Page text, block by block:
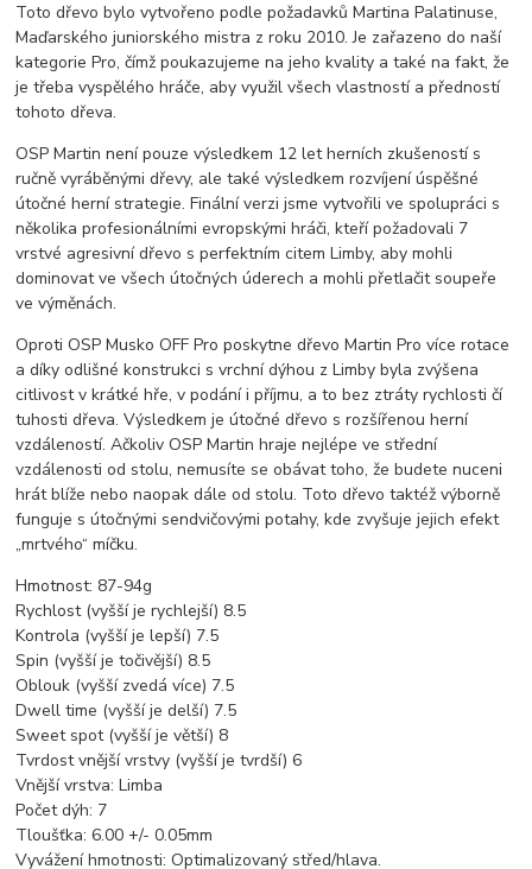
Toto dřevo bylo vytvořeno podle požadavků Martina Palatinuse,
Maďarského juniorského mistra z roku 2010. Je zařazeno do naší
kategorie Pro, čímž poukazujeme na jeho kvality a také na fakt, že
je třeba vyspělého hráče, aby využil všech vlastností a předností
tohoto dřeva.
OSP Martin není pouze výsledkem 12 let herních zkušeností s
ručně vyráběnými dřevy, ale také výsledkem rozvíjení úspěšné
útočné herní strategie. Finální verzi jsme vytvořili ve spolupráci s
několika profesionálními evropskými hráči, kteří požadovali 7
vrstvé agresivní dřevo s perfektním citem Limby, aby mohli
dominovat ve všech útočných úderech a mohli přetlačit soupeře
ve výměnách.
Oproti OSP Musko OFF Pro poskytne dřevo Martin Pro více rotace
a díky odlišné konstrukci s vrchní dýhou z Limby byla zvýšena
citlivost v krátké hře, v podání i příjmu, a to bez ztráty rychlosti čí
tuhosti dřeva. Výsledkem je útočné dřevo s rozšířenou herní
vzdáleností. Ačkoliv OSP Martin hraje nejlépe ve střední
vzdálenosti od stolu, nemusíte se obávat toho, že budete nuceni
hrát blíže nebo naopak dále od stolu. Toto dřevo taktéž výborně
funguje s útočnými sendvičovými potahy, kde zvyšuje jejich efekt
„mrtvého“ míčku.
Hmotnost: 87-94g
Rychlost (vyšší je rychlejší) 8.5
Kontrola (vyšší je lepší) 7.5
Spin (vyšší je točivější) 8.5
Oblouk (vyšší zvedá více) 7.5
Dwell time (vyšší je delší) 7.5
Sweet spot (vyšší je větší) 8
Tvrdost vnější vrstvy (vyšší je tvrdší) 6
Vnější vrstva: Limba
Počet dýh: 7
Tloušťka: 6.00 +/- 0.05mm
Vyvážení hmotnosti: Optimalizovaný střed/hlava.